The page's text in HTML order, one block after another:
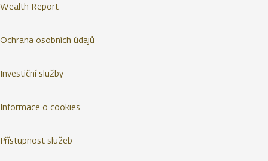
Wealth Report
Ochrana osobních údajů
Investiční služby
Informace o cookies
Přístupnost služeb